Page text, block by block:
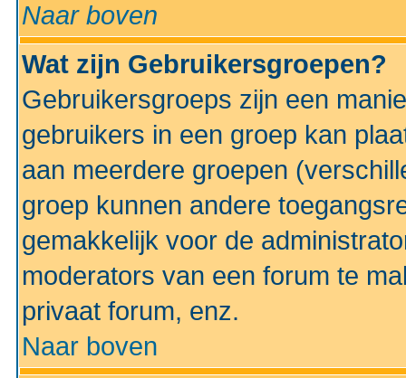
Naar boven
Wat zijn Gebruikersgroepen?
Gebruikersgroeps zijn een
gebruikers in een groep kan
aan meerdere groepen
groep kunnen andere
gemakkelijk voor de
moderators van een forum te
privaat forum, enz.
Naar boven